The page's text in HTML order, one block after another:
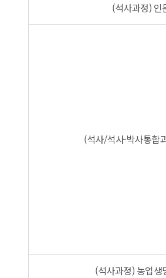
(석사과정) 인
(석사/석사·박사통합
(석사과정) 농업생